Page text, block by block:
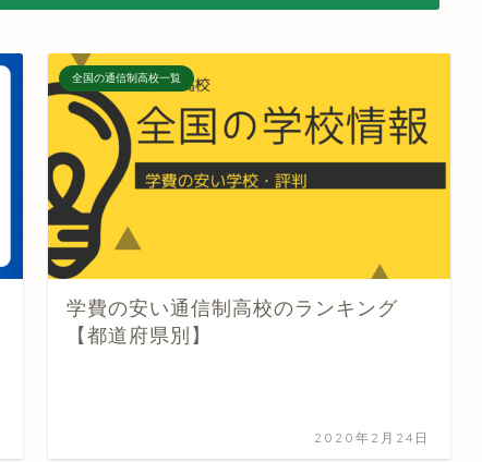
全国の通信制高校一覧
学費の安い通信制高校のランキング
【都道府県別】
2020年2月24日